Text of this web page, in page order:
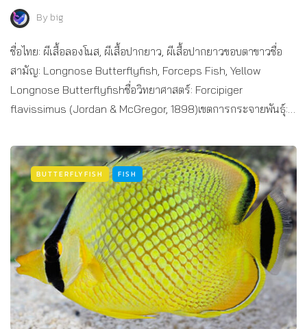
Bybig
ชื่อไทย: ผีเสื้อลองโนส, ผีเสื้อปากยาว, ผีเสื้อปากยาวขอบตาขาวชื่อ
สามัญ: Longnose Butterflyfish, Forceps Fish, Yellow
Longnose Butterflyfishชื่อวิทยาศาสตร์: Forcipiger
flavissimus (Jordan & McGregor, 1898)เขตการกระจายพันธุ์:…
BUTTERFLYFISH FISH